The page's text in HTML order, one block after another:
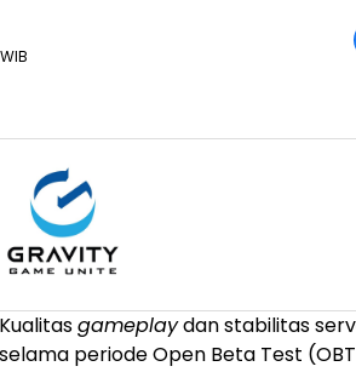
Kualitasgameplaydan stabilitas
selama periode Open Beta Test